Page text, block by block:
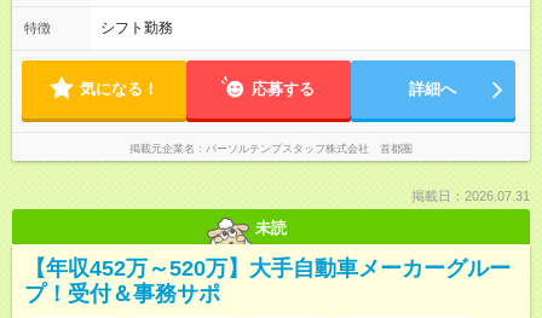
特徴 シフト勤務
気になる！ 応募する 詳細へ
掲載元企業名 パーソルテンプスタッフ株式会社 首都圏
掲載日：2026.07.31
未読
【年収452万～520万】大手自動車メーカーグルー
プ！受付＆事務サポ